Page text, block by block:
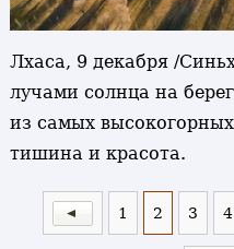
Лхаса, 9 декабря /
лучами солнца на
из самых
тишина и красота.
1 2 3 4